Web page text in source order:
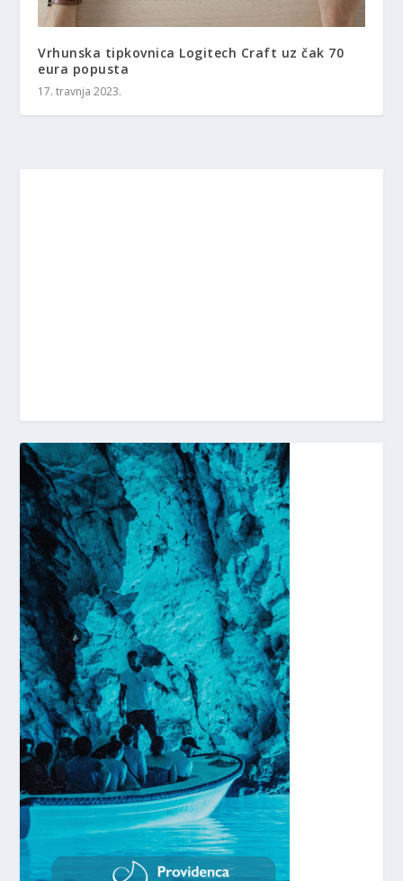
Vrhunska tipkovnica Logitech Craft uz čak 70
eura popusta
17. travnja 2023.